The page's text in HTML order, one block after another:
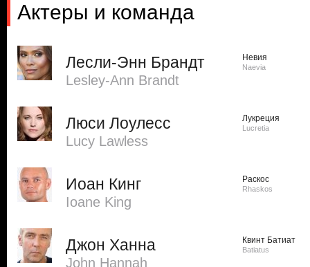
Актеры и команда
Лесли-Энн Брандт
Lesley-Ann Brandt
Невия
Naevia
Люси Лоулесс
Lucy Lawless
Лукреция
Lucretia
Иоан Кинг
Ioane King
Раскос
Rhaskos
Джон Ханна
John Hannah
Квинт Батиат
Batiatus